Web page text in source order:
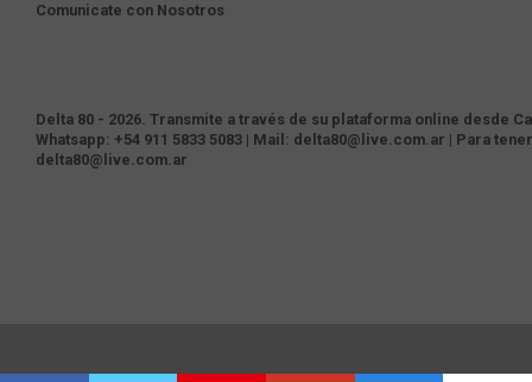
Comunicate con Nosotros
Delta 80 - 2026. Transmite a través de su plataforma online desde
Whatsapp: +54 911 5833 5083 | Mail: delta80@live.com.ar | Para
delta80@live.com.ar